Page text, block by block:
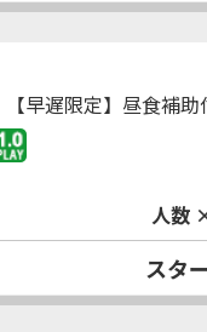
早遅限定】昼食補助
人数
スタ